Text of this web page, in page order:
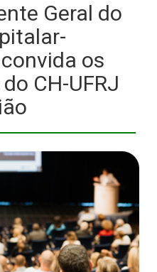
Geral do
convida os
CH-UFRJ